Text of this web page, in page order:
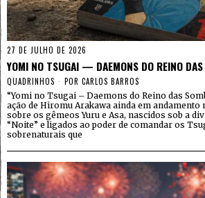
27 DE JULHO DE 2026
YOMI NO TSUGAI — DAEMONS DO REINO
QUADRINHOS POR CARLOS BARROS
“Yomi no Tsugai – Daemons do Reino das
ação de Hiromu Arakawa ainda em andamento
sobre os gêmeos Yuru e Asa, nascidos sob a
“Noite” e ligados ao poder de comandar os
sobrenaturais que